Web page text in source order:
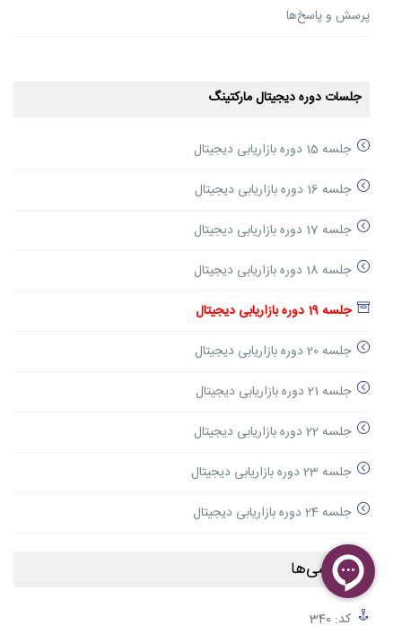
پرسش و پاسخ‌ها
جلسات دوره دیجیتال مارکتینگ
جلسه 15 دوره بازاریابی دیجیتال
جلسه 16 دوره بازاریابی دیجیتال
جلسه 17 دوره بازاریابی دیجیتال
جلسه 18 دوره بازاریابی دیجیتال
جلسه 19 دوره بازاریابی دیجیتال
جلسه 20 دوره بازاریابی دیجیتال
جلسه 21 دوره بازاریابی دیجیتال
جلسه 22 دوره بازاریابی دیجیتال
جلسه 23 دوره بازاریابی دیجیتال
جلسه 24 دوره بازاریابی دیجیتال
دسترسی‌ها
کد: 340